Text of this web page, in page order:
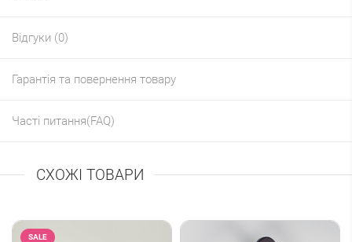
Відгуки (0)
Гарантія та повернення товару
Часті питання(FAQ)
СХОЖІ ТОВАРИ
SALE